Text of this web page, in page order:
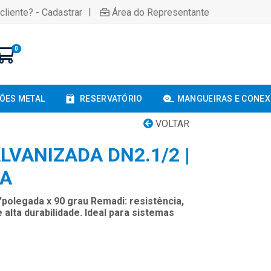
- Cadastrar | Área do Representante
0
METAL RESERVATÓRIO MANGUEIRAS E
VOLTAR
DN2.1/2 |
x 90 grau Remadi: resistência,
durabilidade. Ideal para sistemas